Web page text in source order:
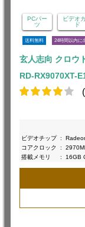
PCパー
ツ
ビデオ
ド
送料無料 24時間以内に
玄人志向 クロウ
RD-RX9070XT-
(
ビデオチップ :
コアクロック
:
搭載メモリ
: 16GB